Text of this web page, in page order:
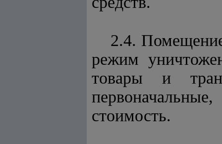
2.4.
режим
товары и
стоимость.